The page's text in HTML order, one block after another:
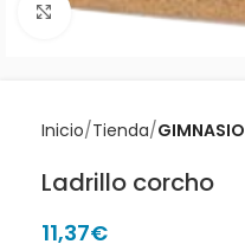
Clic para ampliar
Inicio Tienda GIMNASIO
Ladrillo corcho
11,37€